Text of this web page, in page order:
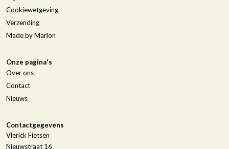
Cookiewetgeving
Verzending
Made by Marlon
Onze pagina's
Over ons
Contact
Nieuws
Contactgegevens
Vlerick Fietsen
Nieuwstraat 16